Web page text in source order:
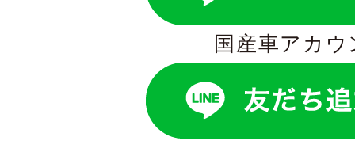
国産車アカウ